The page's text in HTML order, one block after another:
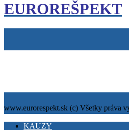
EUROREŠPEKT
www.eurorespekt.sk (c) Všetky práva
Facebook
Twitter
YoutubeKAUZY